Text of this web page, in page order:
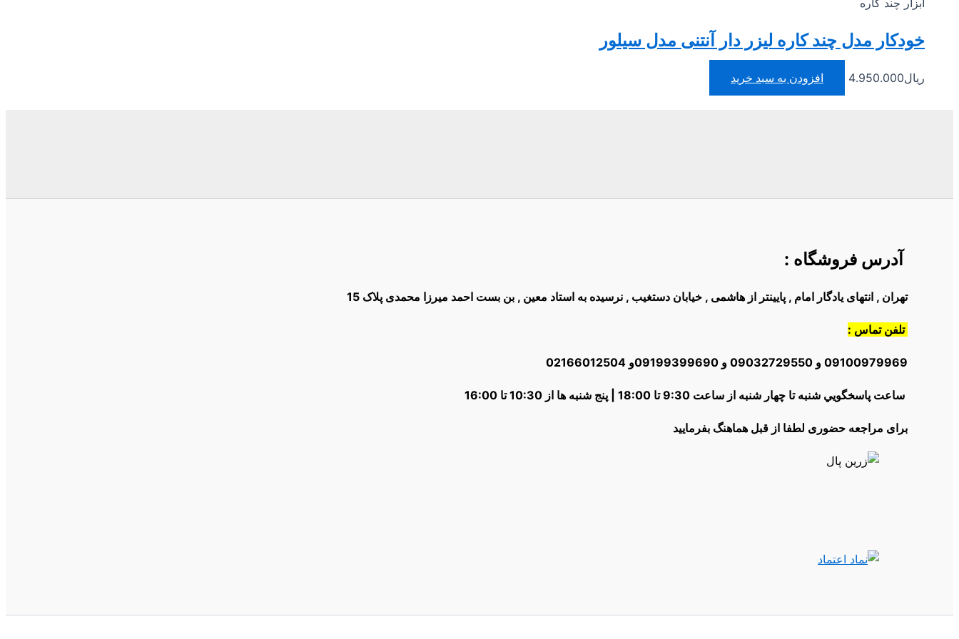
خودکار مدل چند کاره لیزر دار آنتنی مدل سیلور
ریال4.950.000 افزودن به سبد خرید
آدرس فروشگاه :
تهران , انتهای یادگار امام , پایینتر از هاشمی , خیابان دستغیب , نرسیده به استاد معین , بن بست احمد میرزا محمدی پلاک 15
تلفن تماس :
09100979969 و 09032729550 و 09199399690و 02166012504
ساعت پاسخگويي شنبه تا چهار شنبه از ساعت 9:30 تا 18:00 | پنج شنبه ها از 10:30 تا 16:00
برای مراجعه حضوری لطفا از قبل هماهنگ بفرمایید